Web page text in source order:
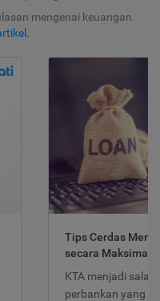
mengenai keuangan.
.
Tips Cerdas
secara Maksimal
KTA menjadi
perbankan yang